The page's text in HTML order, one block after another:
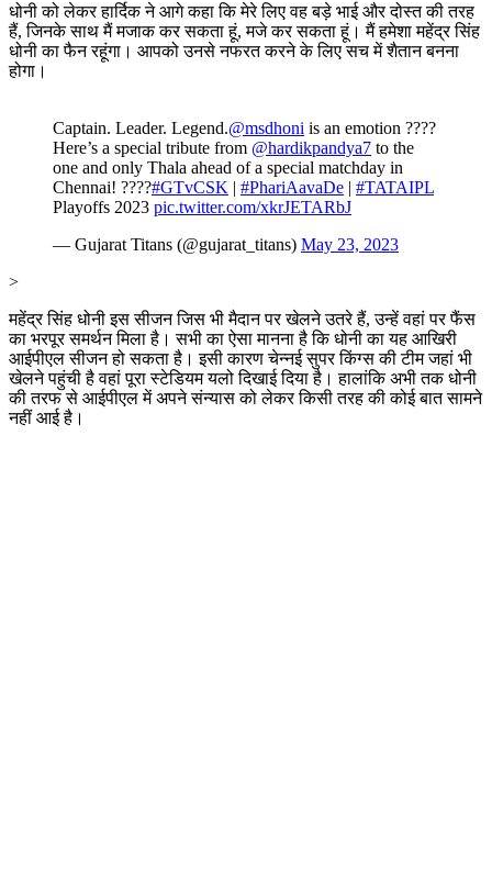
धोनी को लेकर हार्दिक ने आगे कहा कि मेरे लिए वह बड़े भाई और दोस्त की तरह
हैं, जिनके साथ मैं मजाक कर सकता हूं, मजे कर सकता हूं। मैं हमेशा महेंद्र सिंह
धोनी का फैन रहूंगा। आपको उनसे नफरत करने के लिए सच में शैतान बनना
होगा।
Captain. Leader. Legend.@msdhoni is an emotion ????
Here’s a special tribute from @hardikpandya7 to the
one and only Thala ahead of a special matchday in
Chennai! ????#GTvCSK | #PhariAavaDe | #TATAIPL
Playoffs 2023 pic.twitter.com/xkrJETARbJ
— Gujarat Titans (@gujarat_titans) May 23, 2023
>
महेंद्र सिंह धोनी इस सीजन जिस भी मैदान पर खेलने उतरे हैं, उन्हें वहां पर फैंस
का भरपूर समर्थन मिला है। सभी का ऐसा मानना है कि धोनी का यह आखिरी
आईपीएल सीजन हो सकता है। इसी कारण चेन्नई सुपर किंग्स की टीम जहां भी
खेलने पहुंची है वहां पूरा स्टेडियम यलो दिखाई दिया है। हालांकि अभी तक धोनी
की तरफ से आईपीएल में अपने संन्यास को लेकर किसी तरह की कोई बात सामने
नहीं आई है।